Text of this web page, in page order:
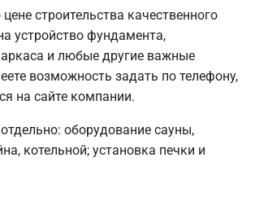
строительства качественного
устройство фундамента,
и любые другие важные
возможность задать по телефону,
на сайте компании.
оборудование сауны,
котельной; установка печки и